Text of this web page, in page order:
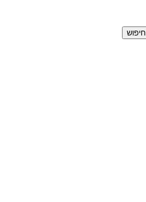
חיפוש